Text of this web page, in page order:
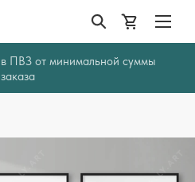
в ПВЗ от минимальной суммы
заказа